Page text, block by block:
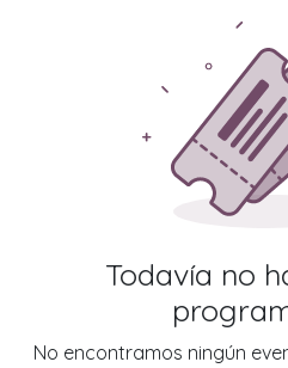
Todavía no
No encontramos ningún